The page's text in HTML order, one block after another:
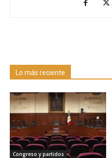
Lo más reciente
Congreso y partidos